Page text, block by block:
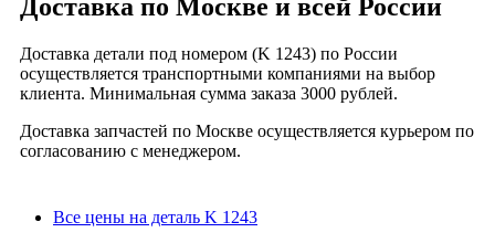
Доставка по Москве и всей России
Доставка детали под номером (K 1243) по России
осуществляется транспортными компаниями на выбор
клиента. Минимальная сумма заказа 3000 рублей.
Доставка запчастей по Москве осуществляется курьером по
согласованию с менеджером.
Все цены на деталь K 1243